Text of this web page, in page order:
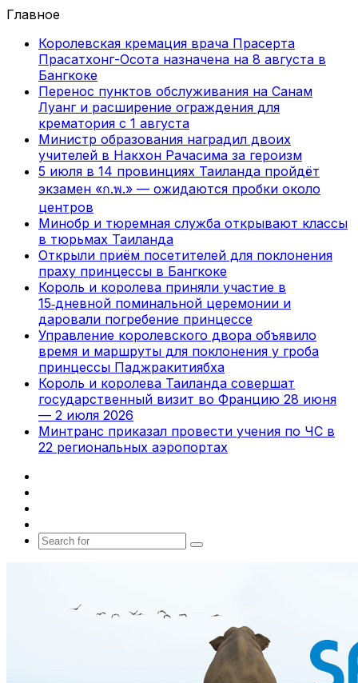
Главное
Королевская кремация врача Прасерта
Прасатхонг-Осота назначена на 8 августа в
Бангкоке
Перенос пунктов обслуживания на Санам
Луанг и расширение ограждения для
крематория с 1 августа
Министр образования наградил двоих
учителей в Накхон Рачасима за героизм
5 июля в 14 провинциях Таиланда пройдёт
экзамен «ก.พ.» — ожидаются пробки около
центров
Минобр и тюремная служба открывают классы
в тюрьмах Таиланда
Открыли приём посетителей для поклонения
праху принцессы в Бангкоке
Король и королева приняли участие в
15‑дневной поминальной церемонии и
даровали погребение принцессе
Управление королевского двора объявило
время и маршруты для поклонения у гроба
принцессы Паджракитиябха
Король и королева Таиланда совершат
государственный визит во Францию 28 июня
— 2 июля 2026
Минтранс приказал провести учения по ЧС в
22 региональных аэропортах
Search